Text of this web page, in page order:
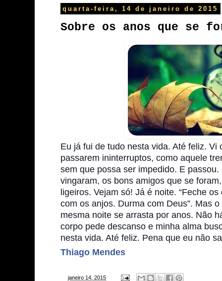
quarta-feira, 14 de janeiro de 2015
Sobre os anos que se
Eu já fui de tudo nesta vida. Até feliz. Vi
passarem ininterruptos, como aquele
sem que possa ser impedido. E
vingaram, os bons amigos que se
ligeiros. Vejam só! Já é noite. “Feche
com os anjos. Durma com Deus”. Mas
mesma noite se arrasta por anos. Não
corpo pede descanso e minha alma
nesta vida. Até feliz. Pena que eu não
Thiago Mendes
janeiro 14, 2015